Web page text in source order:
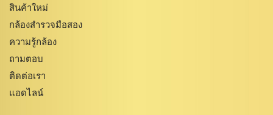
สินค้าใหม่
กล้องสำรวจมือสอง
ความรู้กล้อง
ถามตอบ
ติดต่อเรา
แอดไลน์